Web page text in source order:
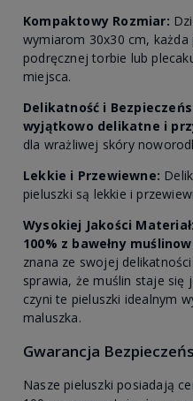
Kompaktowy Rozmiar:
wymiarom 30x30 cm, każda
podręcznej torbie lub
miejsca.
Delikatność i
wyjątkowo delikatne i
dla wrażliwej skóry
Lekkie i Przewiewne:
pieluszki są lekkie i
Wysokiej Jakości Materiał
100% z bawełny
znana ze swojej
sprawia, że muślin staje się
czyni te pieluszki idealnym
maluszka.
Gwarancja
Nasze pieluszki posiadają